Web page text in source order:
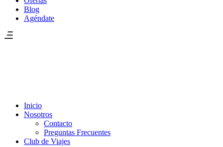
Blog
Agéndate
Inicio
Nosotros
Contacto
Preguntas Frecuentes
Club de Viajes